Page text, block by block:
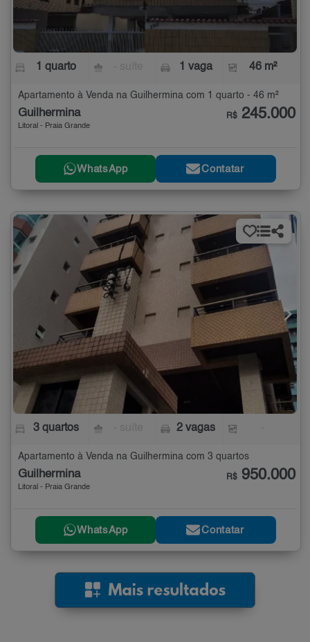
1 quarto 1 vaga 46 m²
Apartamento à Venda na Guilhermina com 1 quarto - 46 m²
Guilhermina
Litoral - Praia Grande
R$ 245.000
WhatsApp Contatar
3 quartos 2 vagas
Apartamento à Venda na Guilhermina com 3 quartos
Guilhermina
Litoral - Praia Grande
R$ 950.000
WhatsApp Contatar